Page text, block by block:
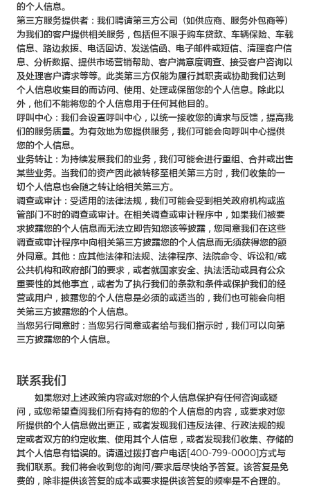
的个人信息。
第三方服务提供者：我们聘请第三方公司（如供应商、服务外包商等）
为我们的客户提供相关服务，包括但不限于购车贷款、车辆保险、车载
信息、路边救援、电话回访、发送信函、电子邮件或短信、清理客户信
息、分析数据、提供市场营销帮助、客户满意度调查、接受客户咨询以
及处理客户请求等等。此类第三方仅能为履行其职责或协助我们达到
个人信息收集目的而访问、使用、处理或保留您的个人信息。除此以
外，他们不能将您的个人信息用于任何其他目的。
呼叫中心：我们会设置呼叫中心，以统一接收您的请求与反馈，提高我
们的服务质量。为有效地为您提供服务，我们可能会向呼叫中心提供
您的个人信息。
业务转让：为持续发展我们的业务，我们可能会进行重组、合并或出售
某些业务。当我们的资产因此被转移至相关第三方时，我们收集的一
切个人信息也会随之转让给相关第三方。
调查或审计：受适用的法律法规，我们可能会受到相关政府机构或监
管部门不时的调查或审计。在相关调查或审计程序中，如果我们被要
求披露您的个人信息而无法立即告知您该等披露，您同意我们在这些
调查或审计程序中向相关第三方披露您的个人信息而无须获得您的额
外同意。其他：应其他法律和法规、法律程序、法院命令、诉讼和/或
公共机构和政府部门的要求，或者就国家安全、执法活动或具有公众
重要性的其他事宜，或者为了执行我们的条款和条件或保护我们的经
营或用户，披露您的个人信息是必须的或适当的，我们也可能会向相
关第三方披露您的个人信息。
当您另行同意时：当您另行同意或者给与我们指示时，我们可以向第
三方披露您的个人信息。
联系我们
如果您对上述政策内容或对您的个人信息保护有任何咨询或疑
问，或您希望查阅我们所有持有的您的个人信息的内容，或要求对您
所提供的个人信息做出更正，或者发现我们违反法律、行政法规的规
定或者双方的约定收集、使用其个人信息，或者发现我们收集、存储的
其个人信息有错误的。请通过拨打客户电话[400-799-0000]方式与
我们联系。我们将会收到您的询问/要求后尽快给予答复。该答复是免
费的，除非提供该答复的成本或要求提供该答复的频率是不合理的。